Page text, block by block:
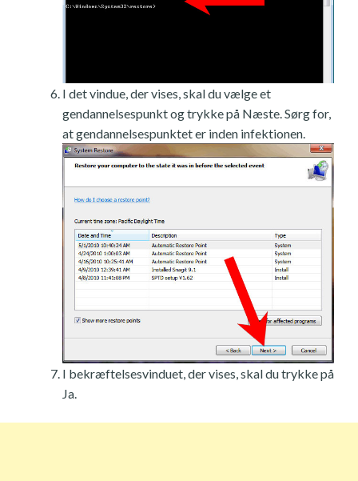
I det vindue, der vises, skal du vælge et
gendannelsespunkt og trykke på Næste. Sørg for,
at gendannelsespunktet er inden infektionen.
I bekræftelsesvinduet, der vises, skal du trykke på
Ja.